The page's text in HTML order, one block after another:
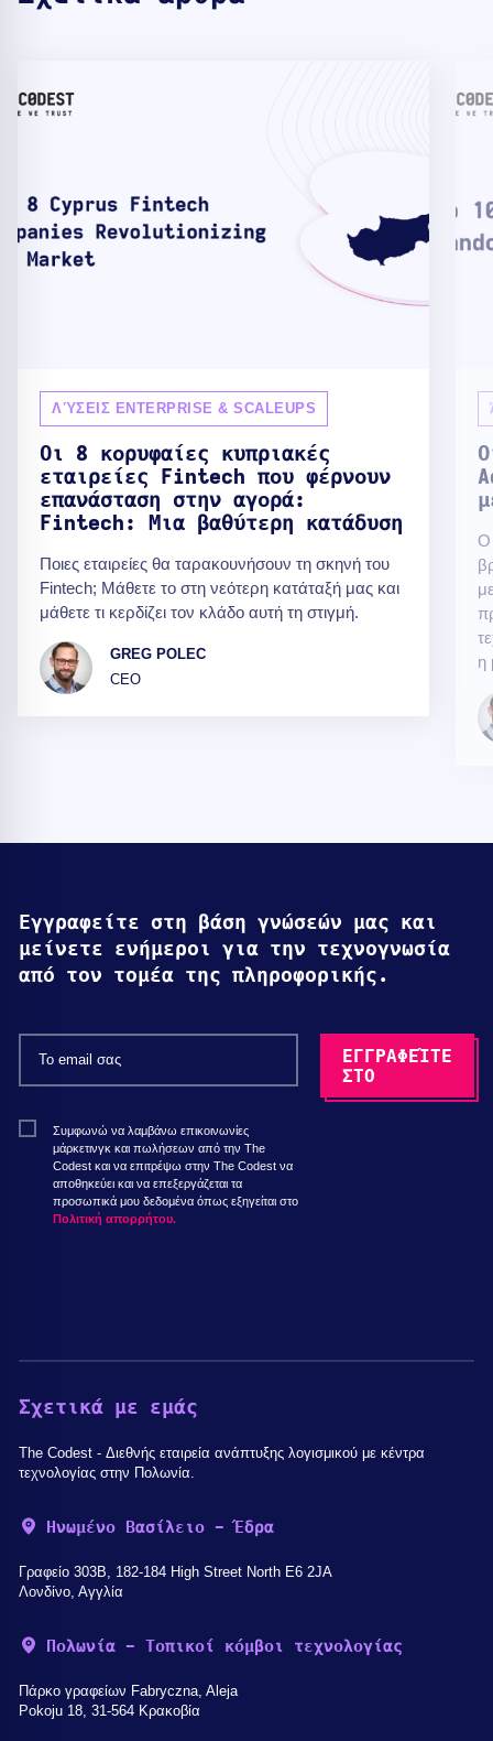
ΛΎΣΕΙΣ ENTERPRISE & SCALEUPS
Οι 8 κορυφαίες κυπριακές
εταιρείες Fintech που φέρνουν
επανάσταση στην αγορά:
Fintech: Μια βαθύτερη κατάδυση
Ποιες εταιρείες θα ταρακουνήσουν τη σκηνή του
Fintech; Μάθετε το στη νεότερη κατάταξή μας και
μάθετε τι κερδίζει τον κλάδο αυτή τη στιγμή.
GREG POLEC
CEO
Ο
η
Εγγραφείτε στη βάση γνώσεών μας και
μείνετε ενήμεροι για την τεχνογνωσία
από τον τομέα της πληροφορικής.
Συμφωνώ να λαμβάνω επικοινωνίες
μάρκετινγκ και πωλήσεων από την The
Codest και να επιτρέψω στην The Codest να
αποθηκεύει και να επεξεργάζεται τα
προσωπικά μου δεδομένα όπως εξηγείται στο
Πολιτική απορρήτου.
Σχετικά με εμάς
The Codest - Διεθνής εταιρεία ανάπτυξης λογισμικού με κέντρα
τεχνολογίας στην Πολωνία.
Ηνωμένο Βασίλειο - Έδρα
Γραφείο 303B, 182-184 High Street North E6 2JA
Λονδίνο, Αγγλία
Πολωνία - Τοπικοί κόμβοι τεχνολογίας
Πάρκο γραφείων Fabryczna, Aleja
Pokoju 18, 31-564 Κρακοβία